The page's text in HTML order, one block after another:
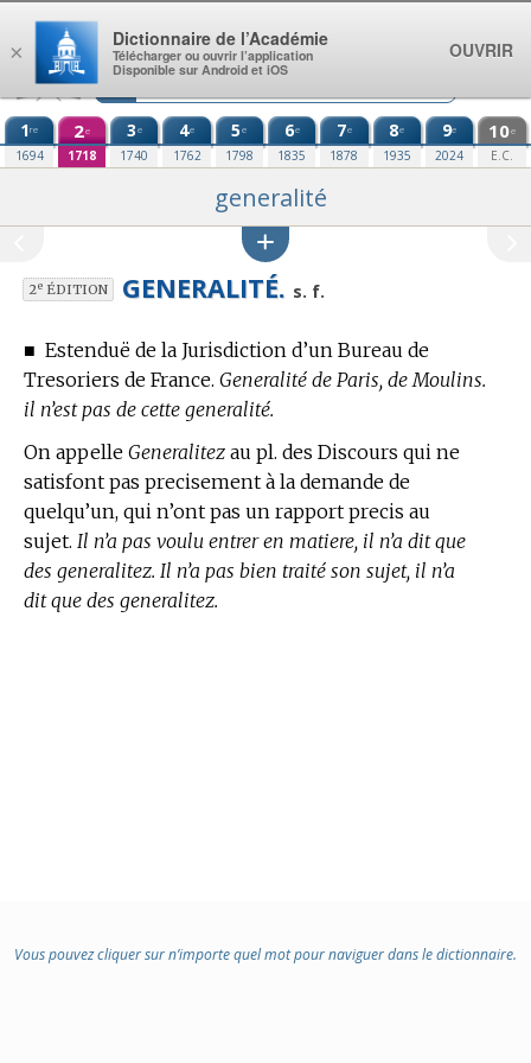
Aller au contenu
1re
1694
2e
1718
3e
1740
4e
1762
5e
1798
6e
1835
7e
1878
8e
1935
9e
2024
10e
E.C.
generalité
2eÉDITION GENERALITÉ. s. f.
■ Estenduë de la Jurisdiction d’un Bureau de
Tresoriers de France. Generalité de Paris, de Moulins.
il n’est pas de cette generalité.
On appelle Generalitez au pl. des Discours qui ne
satisfont pas precisement à la demande de
quelqu’un, qui n’ont pas un rapport precis au
sujet. Il n’a pas voulu entrer en matiere, il n’a dit que
des generalitez. Il n’a pas bien traité son sujet, il n’a
dit que des generalitez.
Vous pouvez cliquer sur n’importe quel mot pour naviguer dans le dictionnaire.
×
Dictionnaire de l’Académie
Télécharger ou ouvrir l’application
Disponible sur Android et iOS
OUVRIR